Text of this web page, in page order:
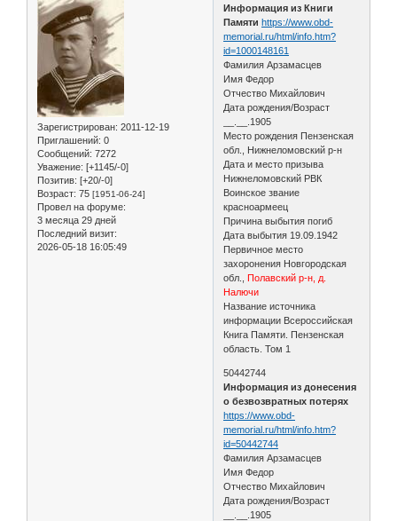
Зарегистрирован: 2011-12-19
Приглашений: 0
Сообщений: 7272
Уважение: [+1145/-0]
Позитив: [+20/-0]
Возраст: 75 [1951-06-24]
Провел на форуме:
3 месяца 29 дней
Последний визит:
2026-05-18 16:05:49
Информация из Книги
Памяти https://www.obd-
memorial.ru/html/info.htm?
id=1000148161
Фамилия Арзамасцев
Имя Федор
Отчество Михайлович
Дата рождения/Возраст
__.__.1905
Место рождения Пензенская
обл., Нижнеломовский р-н
Дата и место призыва
Нижнеломовский РВК
Воинское звание
красноармеец
Причина выбытия погиб
Дата выбытия 19.09.1942
Первичное место
захоронения Новгородская
обл.,Полавский р-н, д.
Налючи
Название источника
информации Всероссийская
Книга Памяти. Пензенская
область. Том 1
50442744
Информация из донесения
о безвозвратных потерях
https://www.obd-
memorial.ru/html/info.htm?
id=50442744
Фамилия Арзамасцев
Имя Федор
Отчество Михайлович
Дата рождения/Возраст
__.__.1905